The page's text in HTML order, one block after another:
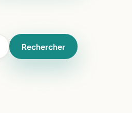
Rechercher